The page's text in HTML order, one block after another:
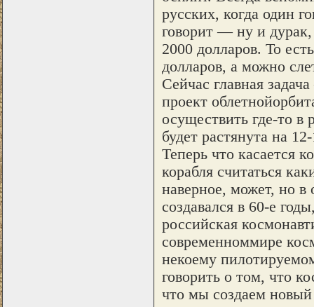
русских, когда один
говорит — ну и дурак,
2000 долларов. То
долларов, а можно
Сейчас главная
проект
осуществить где-то в
будет растянута на
Теперь что касается
корабля считаться
наверное, может, но в
создавался в 60-е
российская
современноммире
некоему
говорить о том, что
что мы создаем новый